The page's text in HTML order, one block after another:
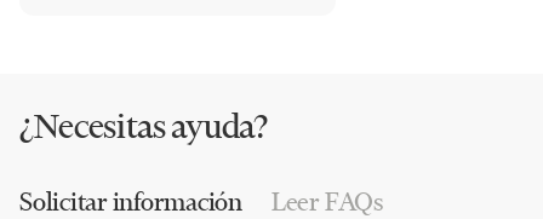
¿Necesitas ayuda?
Solicitar información Leer FAQs